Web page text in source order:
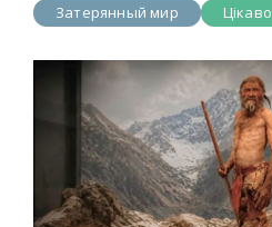
Затерянный мир Цікаво